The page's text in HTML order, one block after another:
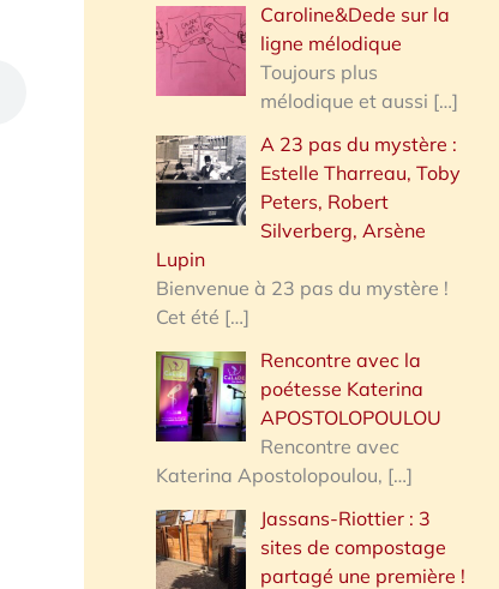
Caroline&Dede sur la
ligne mélodique
Toujours plus
mélodique et aussi […]
A 23 pas du mystère :
Estelle Tharreau, Toby
Peters, Robert
Silverberg, Arsène
Lupin
Bienvenue à 23 pas du mystère !
Cet été […]
Rencontre avec la
poétesse Katerina
APOSTOLOPOULOU
Rencontre avec
Katerina Apostolopoulou, […]
Jassans-Riottier : 3
sites de compostage
partagé une première !